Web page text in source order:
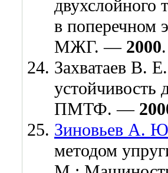
двухслойного
в поперечном
МЖГ. — 2000
Захватаев В. Е.
устойчивость
ПМТФ. —
Зиновьев А.
методом